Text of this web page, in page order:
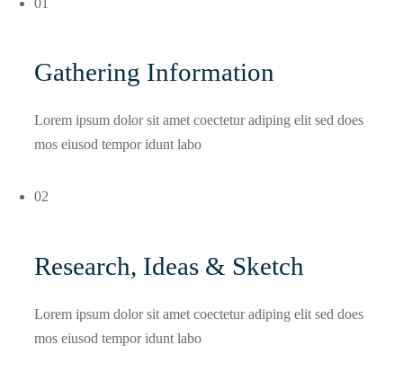
Gathering Information
Lorem ipsum dolor sit amet coectetur adiping elit sed does
mos eiusod tempor idunt labo
02
Research, Ideas & Sketch
Lorem ipsum dolor sit amet coectetur adiping elit sed does
mos eiusod tempor idunt labo